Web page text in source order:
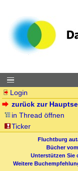
Login
zurück zur
in Thread öffnen
Ticker
Fluchtburg
Bücher
Unterstützen Sie
Weitere